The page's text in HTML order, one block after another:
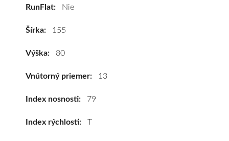
kúpite
výhodnú
k
vám
obujeme
RunFlat: Nie
Šírka: 155
Výška: 80
Vnútorný priemer: 13
Index nosnosti: 79
Index rýchlosti: T